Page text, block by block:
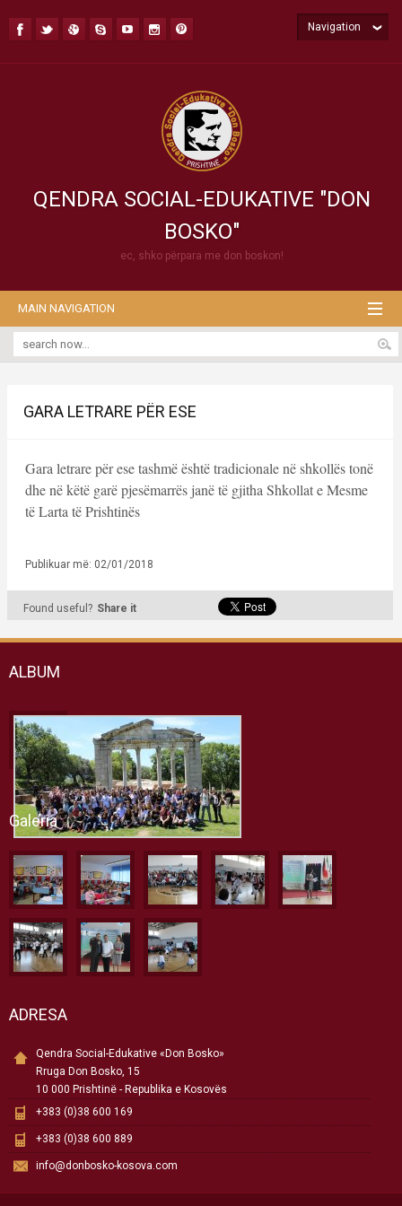
QENDRA SOCIAL-EDUKATIVE "DON
BOSKO"
ec, shko përpara me don boskon!
Navigation
MAIN NAVIGATION
GARA LETRARE PËR ESE
Gara letrare për ese tashmë është tradicionale në shkollës tonë
dhe në këtë garë pjesëmarrës janë të gjitha Shkollat e Mesme
të Larta të Prishtinës
Publikuar më: 02/01/2018
Found useful? Share it
ALBUM
Galeria
ADRESA
Qendra Social-Edukative «Don Bosko»
Rruga Don Bosko, 15
10 000 Prishtinë - Republika e Kosovës
+383 (0)38 600 169
+383 (0)38 600 889
info@donbosko-kosova.com